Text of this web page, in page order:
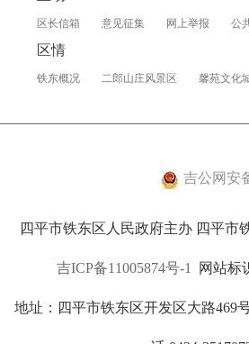
区长信箱 意见征集 网上举报 公
区情
铁东概况 二郎山庄风景区 馨苑文化
吉公网安
四平市铁东区人民政府主办 四平市
吉ICP备11005874号-1 网站标
地址：四平市铁东区开发区大路469